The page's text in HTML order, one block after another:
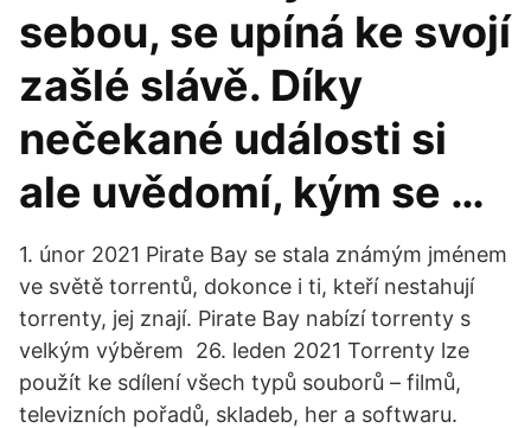
sebou, se upíná ke svojí
zašlé slávě. Díky
nečekané události si
ale uvědomí, kým se …
1. únor 2021 Pirate Bay se stala známým jménem
ve světě torrentů, dokonce i ti, kteří nestahují
torrenty, jej znají. Pirate Bay nabízí torrenty s
velkým výběrem 26. leden 2021 Torrenty lze
použít ke sdílení všech typů souborů – filmů,
televizních pořadů, skladeb, her a softwaru.